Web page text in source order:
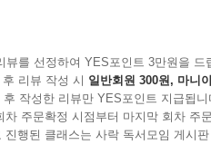
뷰를 선정하여 YES포인트 3만원을 드
리뷰 작성 시 일반회원 300원, 마니
작성한 리뷰만 YES포인트 지급됩니
차 주문확정 시점부터 마지막 회차 주
진행된 클래스는 사락 독서모임 게시